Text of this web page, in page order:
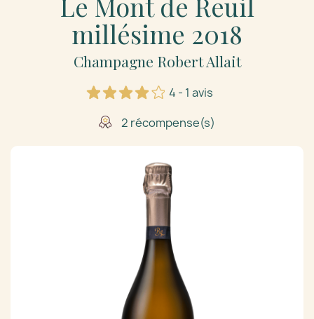
millésime 2018
Champagne Robert Allait
4 - 1 avis
2 récompense(s)